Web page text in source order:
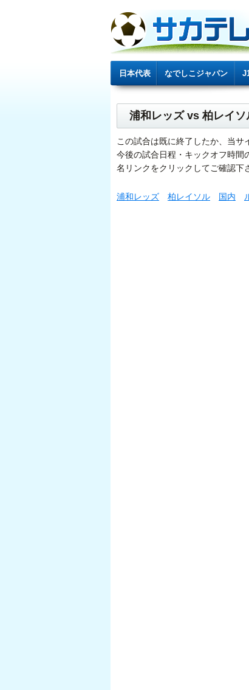
日本代表 なでしこジャパン
浦和レッズ vs 柏レイ
この試合は既に終了したか、当サ
今後の試合日程・キックオフ時間
名リンクをクリックしてご確認下
浦和レッズ 柏レイソル 国内